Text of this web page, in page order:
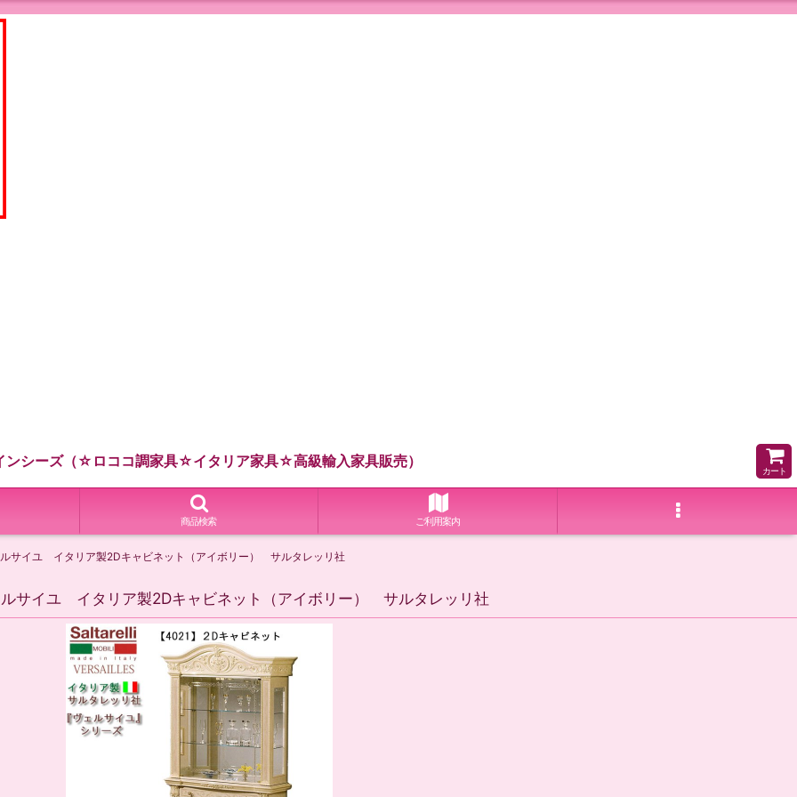
ンシーズ（☆ロココ調家具☆イタリア家具☆高級輸入家具販売）
カート
商品検索 ご利用案内
サイユ イタリア製2Dキャビネット（アイボリー） サルタレッリ社
イユ イタリア製2Dキャビネット（アイボリー） サルタレッリ社